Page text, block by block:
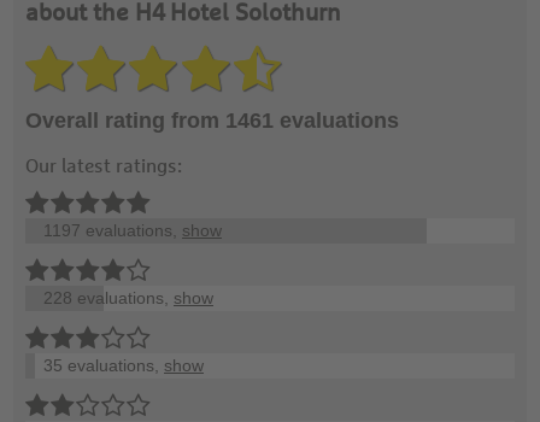
about the H4 Hotel Solothurn
Overall rating from 1461 evaluations
Our latest ratings:
1197 evaluations, show
228 evaluations, show
35 evaluations, show